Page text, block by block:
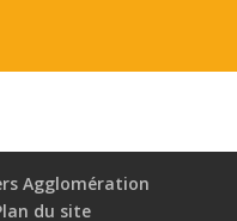
Agglomération
du site